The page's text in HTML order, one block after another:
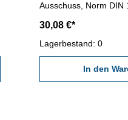
Ausschuss, Norm DIN
30,08 €*
Lagerbestand: 0
In den